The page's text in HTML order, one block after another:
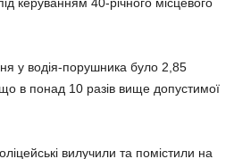
у водія-порушника було 2,85
в понад 10 разів вище допустимої
вилучили та помістили на